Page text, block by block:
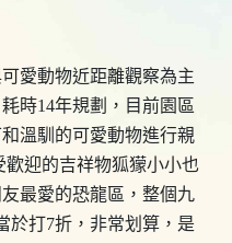
愛動物近距離觀察為主
時14年規劃，目前園區
溫馴的可愛動物進行親
歡迎的吉祥物狐獴小小也
最愛的恐龍區，整個九
於打7折，非常划算，是